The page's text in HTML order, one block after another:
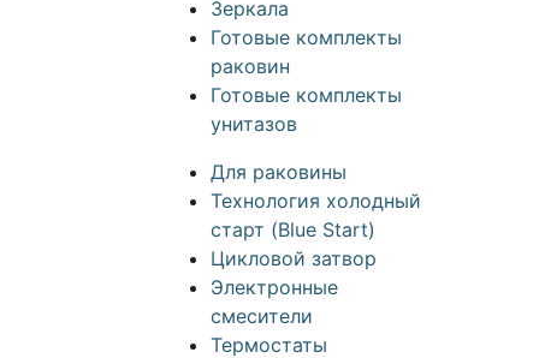
Зеркала
Готовые комплекты
раковин
Готовые комплекты
унитазов
Для раковины
Технология холодный
старт (Blue Start)
Цикловой затвор
Электронные
смесители
Термостаты